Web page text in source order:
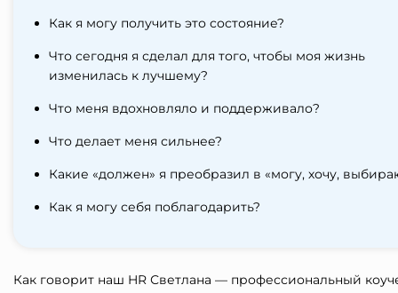
Как я могу получить это состояние?
Что сегодня я сделал для того, чтобы моя жизнь
изменилась к лучшему?
Что меня вдохновляло и поддерживало?
Что делает меня сильнее?
Какие «должен» я преобразил в «могу, хочу,
Как я могу себя поблагодарить?
Как говорит наш HR Светлана — профессиональный